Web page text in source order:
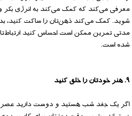
معرفی می‌کند که کمک می‌کند به انرژی
شوید. کمک می‌کند ذهن‌تان را ساکت کنید،
مدتی تمرین ممکن است احساس کنید
شده است.
۹. هنر خودتان را خلق کنید
اگر یک جغد شب هستید و دوست دارید عصر